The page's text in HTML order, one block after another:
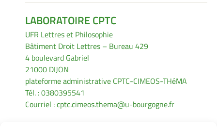
LABORATOIRE CPTC
UFR Lettres et Philosophie
Bâtiment Droit Lettres – Bureau 429
4 boulevard Gabriel
21000 DIJON
plateforme administrative CPTC-CIMEOS-THéMA
Tél. : 0380395541
Courriel :cptc.cimeos.thema@u-bourgogne.fr